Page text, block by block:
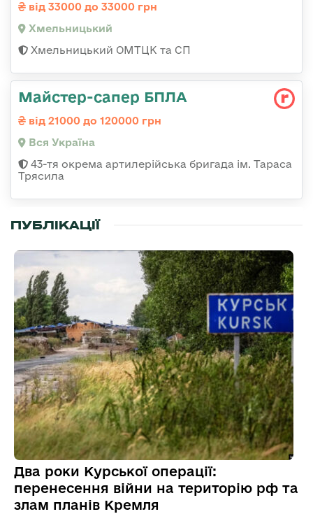
від 33000 до 33000 грн
Хмельницький
Хмельницький ОМТЦК та СП
Майстер-сапер БПЛА
від 21000 до 120000 грн
Вся Україна
43-тя окрема артилерійська бригада ім. Тараса
Трясила
ПУБЛІКАЦІЇ
Два роки Курської операції:
перенесення війни на територію рф та
злам планів Кремля